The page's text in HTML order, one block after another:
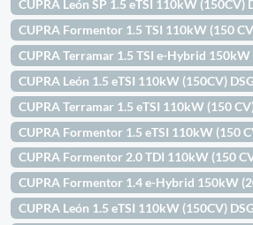
CUPRA León SP 1.5 eTSI 110kW (150CV)
CUPRA Formentor 1.5 TSI 110kW (150
CUPRA Terramar 1.5 TSI e-Hybrid 150kW
CUPRA León 1.5 eTSI 110kW (150CV)
CUPRA Terramar 1.5 eTSI 110kW (150
CUPRA Formentor 1.5 eTSI 110kW (150
CUPRA Formentor 2.0 TDI 110kW (150
CUPRA Formentor 1.4 e-Hybrid 150kW
CUPRA León 1.5 eTSI 110kW (150CV)